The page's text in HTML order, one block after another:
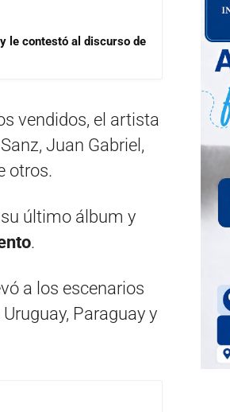
le contestó al discurso de
vendidos, el artista
Juan Gabriel,
otros.
último álbum y
.
a los escenarios
Paraguay y